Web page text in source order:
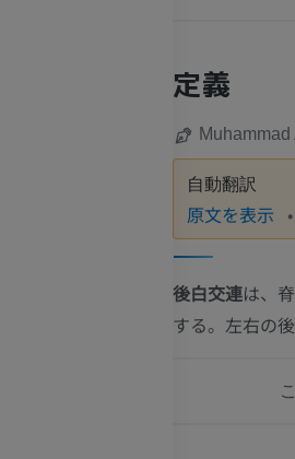
定義
Muhammad
自動翻訳
原文を表示
後白交連は、
する。左右の